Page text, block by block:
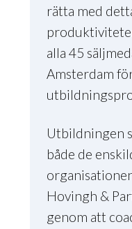
rätta med
alla 45
Amsterdam
Utbildningen
både de
Hovingh &
genom att